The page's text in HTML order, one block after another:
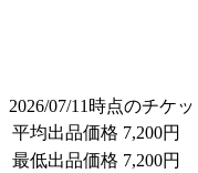
2026/07/11時点のチケ
平均出品価格 7,200円
最低出品価格 7,200円